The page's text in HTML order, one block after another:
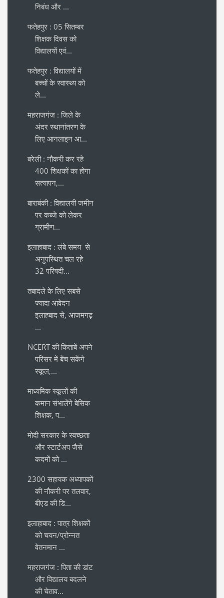
निबंध और ...
फतेहपुर : 05 सितम्बर
शिक्षक दिवस को
विद्यालयों एवं...
फतेहपुर : विद्यालयों में
बच्चों के स्वास्थ्य को
ले...
महराजगंज : जिले के
अंदर स्थानांतरण के
लिए आनलाइन आ...
बरेली : नौकरी कर रहे
400 शिक्षकों का होगा
सत्यापन,...
बाराबंकी : विद्यालयी जमीन
पर कब्जे को लेकर
ग्रामीण...
इलाहाबाद : लंबे समय से
अनुपस्थित चल रहे
32 परिषदी...
तबादले के लिए सबसे
ज्यादा आवेदन
इलाहबाद से, आजमगढ़
...
NCERT की किताबें अपने
परिसर में बेंच सकेंगे
स्कूल,...
माध्यमिक स्कूलों की
कमान संभालेंगे बेसिक
शिक्षक, प...
मोदी सरकार के स्वच्छता
और स्टार्टअप जैसे
कदमों को ...
2300 सहायक अध्यापकों
की नौकरी पर तलवार,
बीएड की डि...
इलाहाबाद : पात्र शिक्षकों
को चयन/प्रोन्नत
वेतनमान ...
महराजगंज : पिता की डांट
और विद्यालय बदलने
की चेताव...